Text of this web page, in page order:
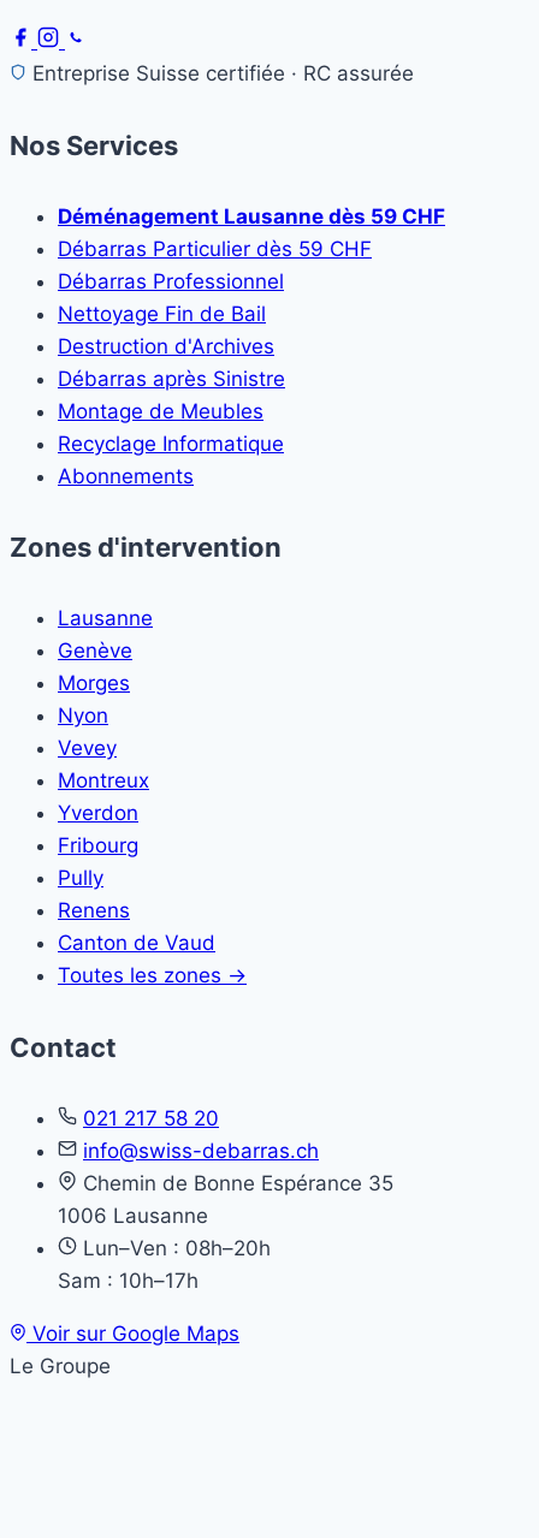
Entreprise Suisse certifiée · RC assurée
Nos Services
Déménagement Lausanne dès 59 CHF
Débarras Particulier dès 59 CHF
Débarras Professionnel
Nettoyage Fin de Bail
Destruction d'Archives
Débarras après Sinistre
Montage de Meubles
Recyclage Informatique
Abonnements
Zones d'intervention
Lausanne
Genève
Morges
Nyon
Vevey
Montreux
Yverdon
Fribourg
Pully
Renens
Canton de Vaud
Toutes les zones →
Contact
021 217 58 20
info@swiss-debarras.ch
Chemin de Bonne Espérance 35
1006 Lausanne
Lun–Ven : 08h–20h
Sam : 10h–17h
Voir sur Google Maps
Le Groupe